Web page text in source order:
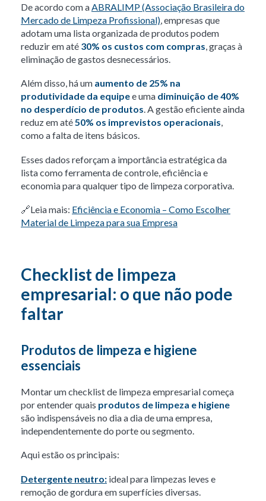
De acordo com a ABRALIMP (Associação Brasileira do
Mercado de Limpeza Profissional) , empresas que
adotam uma lista organizada de produtos podem
reduzir em até 30% os custos com compras , graças à
eliminação de gastos desnecessários.
Além disso, há um aumento de 25% na
produtividade da equipee uma diminuição de 40%
no desperdício de produtos. A gestão eficiente ainda
reduz em até50% os imprevistos operacionais,
como a falta de itens básicos.
Esses dados reforçam a importância estratégica da
lista como ferramenta de controle, eficiência e
economia para qualquer tipo de limpeza corporativa.
🔗Leia mais: Eficiência e Economia – Como Escolher
Material de Limpeza para sua Empresa
Checklist de limpeza
empresarial: o que não pode
faltar
Produtos de limpeza e higiene
essenciais
Montar um checklist de limpeza empresarial começa
por entender quais produtos de limpeza e higiene
são indispensáveis no dia a dia de uma empresa,
independentemente do porte ou segmento.
Aqui estão os principais:
Detergente neutro: ideal para limpezas leves e
remoção de gordura em superfícies diversas.